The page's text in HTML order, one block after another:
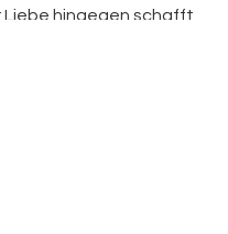
Liebe hingegen schafft